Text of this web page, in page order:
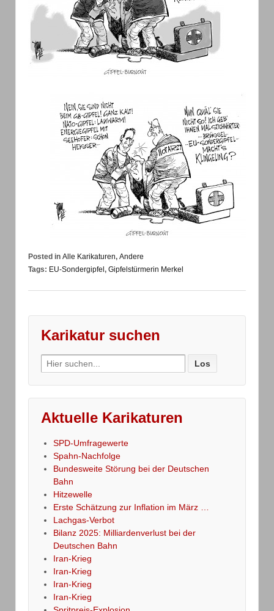
Posted in Alle Karikaturen, Andere
Tags: EU-Sondergipfel , Gipfelstürmerin Merkel
Karikatur suchen
Search
for:
Aktuelle Karikaturen
SPD-Umfragewerte
Spahn-Nachfolge
Bundesweite Störung bei der Deutschen
Bahn
Hitzewelle
Erste Schätzung zur Inflation im März …
Lachgas-Verbot
Bilanz 2025: Milliardenverlust bei der
Deutschen Bahn
Iran-Krieg
Iran-Krieg
Iran-Krieg
Iran-Krieg